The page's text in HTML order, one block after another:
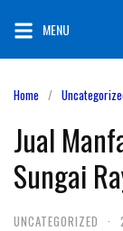
content
MENU
Home
Jual
Sungai
UNCATEGORIZED ·